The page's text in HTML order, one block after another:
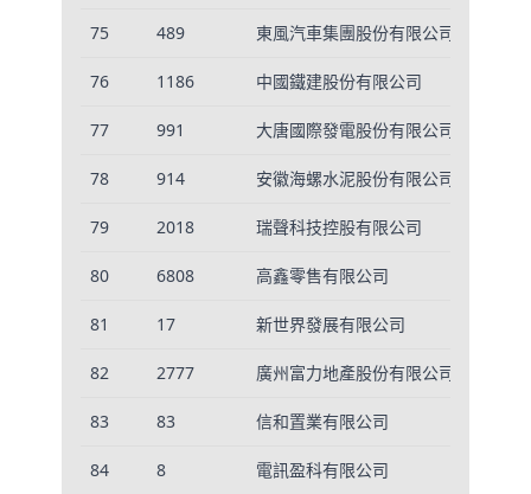
75 489 東風汽車集團股份有限公司
76 1186 中國鐵建股份有限公司
77 991 大唐國際發電股份有限公司
78 914 安徽海螺水泥股份有限公司
79 2018 瑞聲科技控股有限公司
80 6808 高鑫零售有限公司
81 17 新世界發展有限公司
82 2777 廣州富力地產股份有限公司
83 83 信和置業有限公司
84 8 電訊盈科有限公司